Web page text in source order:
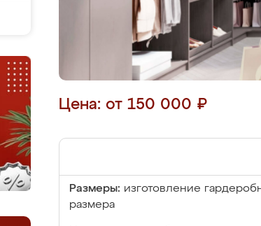
Цена: от 150 000 ₽
Размеры: изготовление
размера